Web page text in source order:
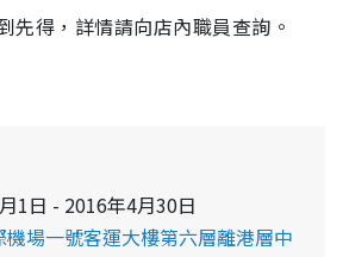
先得，詳情請向店內職員查詢。
1日 - 2016年4月30日
機場一號客運大樓第六層離港層中